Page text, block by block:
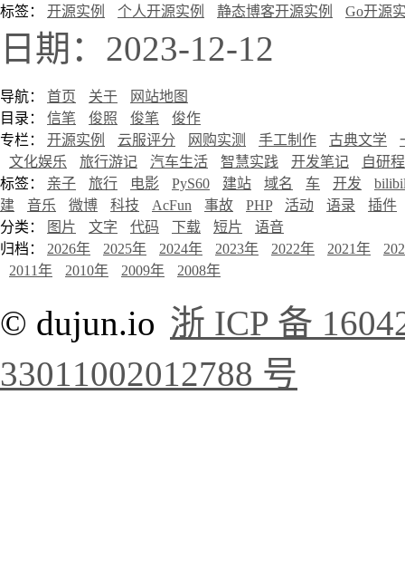
标签： 开源实例 个人开源实例 静态博客开源实例 Go开源
日期：2023-12-12
导航： 首页 关于
网站地图
目录： 信笔 俊照 俊笔
俊作
专栏： 开源实例 云服评分 网购实测 手工制作 古典文学
文化娱乐
旅行游记 汽车生活 智慧实践 开发笔记
自研
标签： 亲子 旅行 电影 PyS60 建站 域名 车 开发
建
音乐 微博 科技 AcFun 事故 PHP 活动 语录
插件
分类：
图片 文字 代码 下载 短片
语音
归档： 2026年 2025年 2024年 2023年 2022年 2021年
2011年
2010年 2009年 2008年
© dujun.io 浙 ICP 备
33011002012788 号